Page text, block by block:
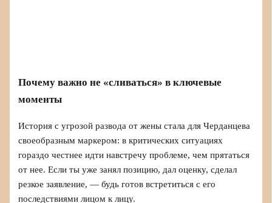
Почему важно не «сливаться» в ключевые
моменты
История с угрозой развода от жены стала для Черданцева
своеобразным маркером: в критических ситуациях
гораздо честнее идти навстречу проблеме, чем прятаться
от нее. Если ты уже занял позицию, дал оценку, сделал
резкое заявление, — будь готов встретиться с его
последствиями лицом к лицу.